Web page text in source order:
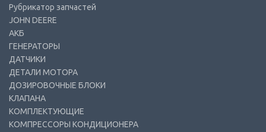
Рубрикатор запчастей
JOHN DEERE
АКБ
ГЕНЕРАТОРЫ
ДАТЧИКИ
ДЕТАЛИ МОТОРА
ДОЗИРОВОЧНЫЕ БЛОКИ
КЛАПАНА
КОМПЛЕКТУЮЩИЕ
КОМПРЕССОРЫ КОНДИЦИОНЕРА